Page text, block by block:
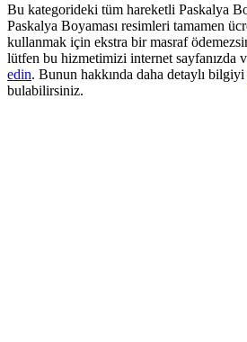
Bu kategorideki tüm hareketli Paskalya
Paskalya Boyaması resimleri tamamen
kullanmak için ekstra bir masraf
lütfen bu hizmetimizi internet sayfanızda
edin. Bunun hakkında daha detaylı bilgiyi
bulabilirsiniz.